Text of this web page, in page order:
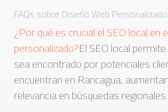
FAQs sobre Diseño Web
¿Por qué es crucial el SEO local en
personalizado?El SEO local
sea encontrado por potenciales
encuentran en Rancagua,
relevancia en búsquedas regionales.